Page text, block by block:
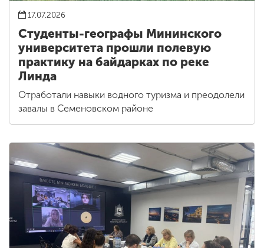
17.07.2026
Студенты-географы Мининского
университета прошли полевую
практику на байдарках по реке
Линда
Отработали навыки водного туризма и преодолели
завалы в Семеновском районе